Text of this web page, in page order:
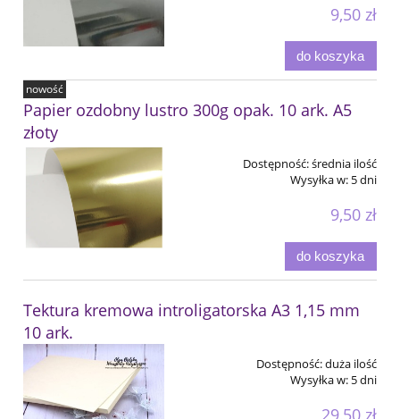
9,50 zł
do koszyka
Papier ozdobny lustro 300g opak. 10 ark. A5
złoty
Dostępność:średnia ilość
Wysyłka w: 5 dni
9,50 zł
do koszyka
nowość
Tektura kremowa introligatorska A3 1,15 mm
10 ark.
Dostępność:duża ilość
Wysyłka w: 5 dni